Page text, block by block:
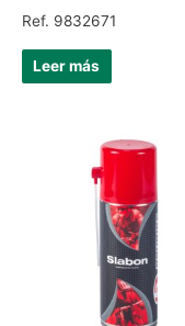
Ref. 9832671
Leer más